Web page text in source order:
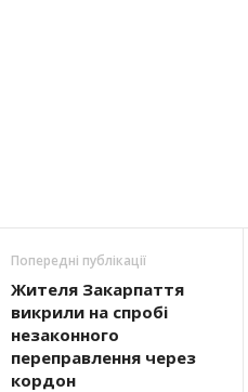
Попередні публікації
Жителя Закарпаття
викрили на спробі
незаконного
переправлення через
кордон